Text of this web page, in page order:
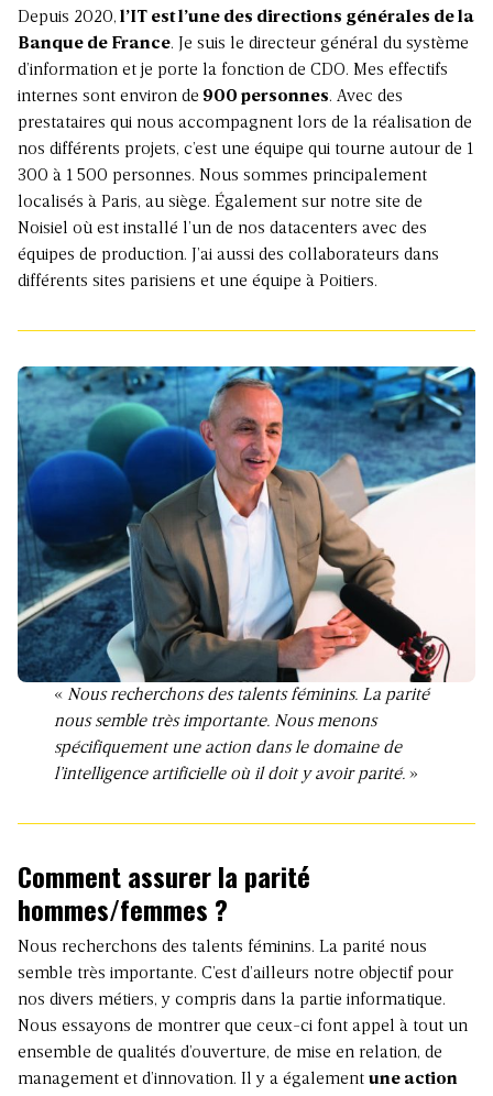
Depuis 2020, l’IT est l’une des directions générales de la
Banque de France. Je suis le directeur général du système
d’information et je porte la fonction de CDO. Mes effectifs
internes sont environ de 900 personnes. Avec des
prestataires qui nous accompagnent lors de la réalisation de
nos différents projets, c’est une équipe qui tourne autour de 1
300 à 1 500 personnes. Nous sommes principalement
localisés à Paris, au siège. Également sur notre site de
Noisiel où est installé l’un de nos datacenters avec des
équipes de production. J’ai aussi des collaborateurs dans
différents sites parisiens et une équipe à Poitiers.
« Nous recherchons des talents féminins. La parité
nous semble très importante. Nous menons
spécifiquement une action dans le domaine de
l’intelligence artificielle où il doit y avoir parité. »
Comment assurer la parité
hommes/femmes ?
Nous recherchons des talents féminins. La parité nous
semble très importante. C’est d’ailleurs notre objectif pour
nos divers métiers, y compris dans la partie informatique.
Nous essayons de montrer que ceux-ci font appel à tout un
ensemble de qualités d’ouverture, de mise en relation, de
management et d’innovation. Il y a également une action